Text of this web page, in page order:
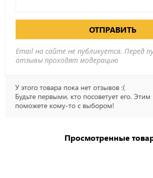
ОТПРАВИТЬ
Email на сайте не публикуется. Перед
отзывы проходят модерацию
У этого товара пока нет отзывов :(
Будьте первыми, кто посоветует его.
поможете кому-то с выбором!
Просмотренные